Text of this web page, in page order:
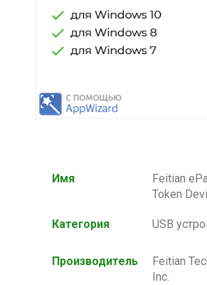
Имя
Feitian
Token
Категория USB
Производитель
Feitian
Inc.